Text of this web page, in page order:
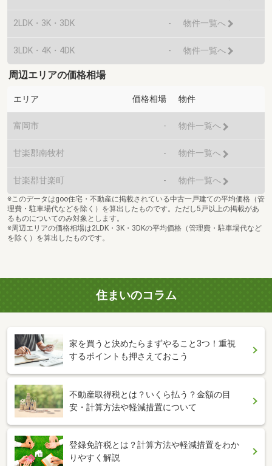
2LDK・3K・3DK - 物件一覧へ
3LDK・4K・4DK - 物件一覧へ
周辺エリアの価格相場
エリア 価格相場 物件
富岡市 - 物件一覧へ
甘楽郡南牧村 - 物件一覧へ
甘楽郡甘楽町 - 物件一覧へ
※このデータはgoo住宅・不動産に掲載されている中古一戸建ての平均価格（管
理費・駐車場代などを除く）を算出したものです。ただし5戸以上の掲載があ
るものについてのみ対象とします。
※周辺エリアの価格相場は2LDK・3K・3DKの平均価格（管理費・駐車場代など
を除く）を算出したものです。
住まいのコラム
家を買うと決めたらまずやること3つ！重視
するポイントも押さえておこう
不動産取得税とは？いくら払う？金額の目
安・計算方法や軽減措置について
登録免許税とは？計算方法や軽減措置をわか
りやすく解説